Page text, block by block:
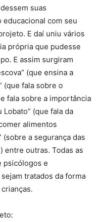
suas
com seu
E daí uniu vários
própria que pudesse
E assim surgiram
(que ensina a
(que fala sobre o
fala sobre a importância
Lobato” (que fala da
alimentos
(sobre a segurança das
entre outras. Todas as
psicólogos e
tratados da forma